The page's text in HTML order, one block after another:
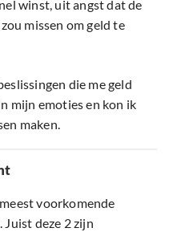
winst, uit angst dat de
missen om geld te
die me geld
mijn emoties en kon ik
maken.
voorkomende
deze 2 zijn